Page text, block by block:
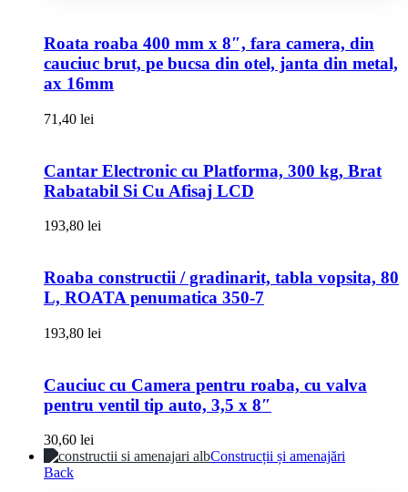
Roata roaba 400 mm x 8″, fara camera, din
cauciuc brut, pe bucsa din otel, janta din metal,
ax 16mm
71,40 lei
Cantar Electronic cu Platforma, 300 kg, Brat
Rabatabil Si Cu Afisaj LCD
193,80 lei
Roaba constructii / gradinarit, tabla vopsita, 80
L, ROATA penumatica 350-7
193,80 lei
Cauciuc cu Camera pentru roaba, cu valva
pentru ventil tip auto, 3,5 x 8″
30,60 lei
Construcții și amenajări
Back